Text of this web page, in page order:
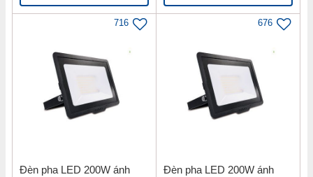
716
Đèn pha LED 200W ánh
676
Đèn pha LED 200W ánh